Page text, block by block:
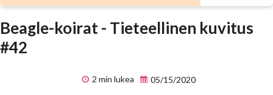
Beagle-koirat - Tieteellinen kuvitus
#42
2 min lukea 05/15/2020